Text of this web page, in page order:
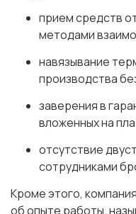
прием средств
методами
навязывание
производства
заверения в
вложенных на
отсутствие
сотрудниками
Кроме этого,
об опыте работы,